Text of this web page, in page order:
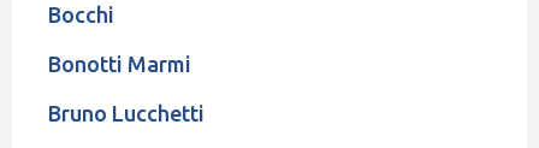
Bocchi
Bonotti Marmi
Bruno Lucchetti